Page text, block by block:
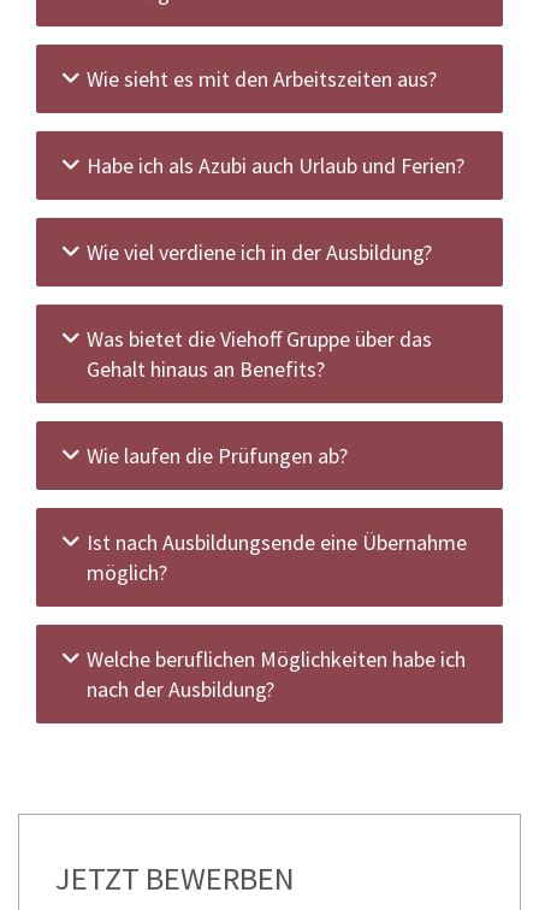
Wie sieht es mit den Arbeitszeiten aus?
Habe ich als Azubi auch Urlaub und Ferien?
Wie viel verdiene ich in der Ausbildung?
Was bietet die Viehoff Gruppe über das
Gehalt hinaus an Benefits?
Wie laufen die Prüfungen ab?
Ist nach Ausbildungsende eine Übernahme
möglich?
Welche beruflichen Möglichkeiten habe ich
nach der Ausbildung?
JETZT BEWERBEN